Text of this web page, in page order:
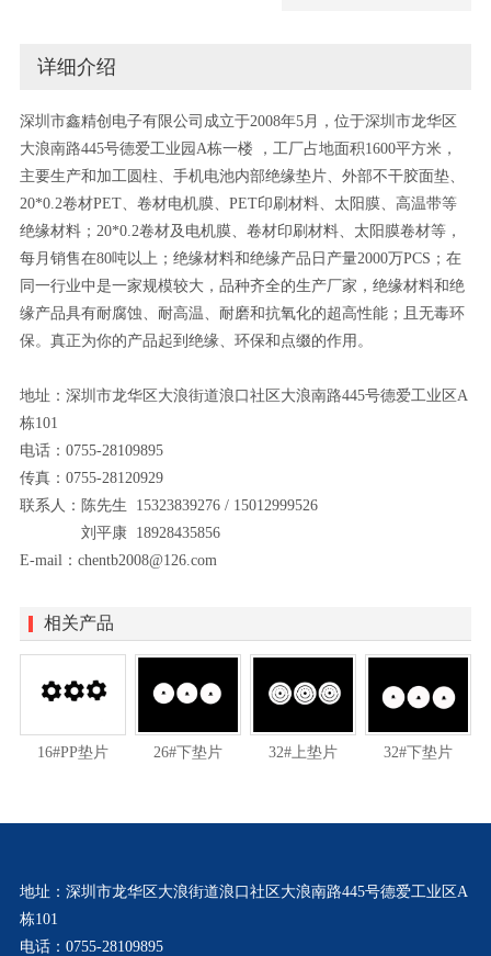
详细介绍
深圳市鑫精创电子有限公司成立于2008年5月，位于深圳市龙华区
大浪南路445号德爱工业园A栋一楼 ，工厂占地面积1600平方米，
主要生产和加工圆柱、手机电池内部绝缘垫片、外部不干胶面垫、
20*0.2卷材PET、卷材电机膜、PET印刷材料、太阳膜、高温带等
绝缘材料；20*0.2卷材及电机膜、卷材印刷材料、太阳膜卷材等，
每月销售在80吨以上；绝缘材料和绝缘产品日产量2000万PCS；在
同一行业中是一家规模较大，品种齐全的生产厂家，绝缘材料和绝
缘产品具有耐腐蚀、耐高温、耐磨和抗氧化的超高性能；且无毒环
保。真正为你的产品起到绝缘、环保和点缀的作用。
地址：深圳市龙华区大浪街道浪口社区大浪南路445号德爱工业区A
栋101
电话：0755-28109895
传真：0755-28120929
联系人：陈先生 15323839276 / 15012999526
刘平康 18928435856
E-mail：chentb2008@126.com
相关产品
16#PP垫片 26#下垫片 32#上垫片 32#下垫片
地址：深圳市龙华区大浪街道浪口社区大浪南路445号德爱工业区A
栋101
电话：0755-28109895